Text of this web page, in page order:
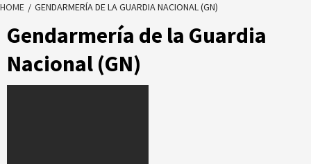
HOME GENDARMERÍA DE LA GUARDIA NACIONAL (GN)
Gendarmería de la Guardia
Nacional (GN)